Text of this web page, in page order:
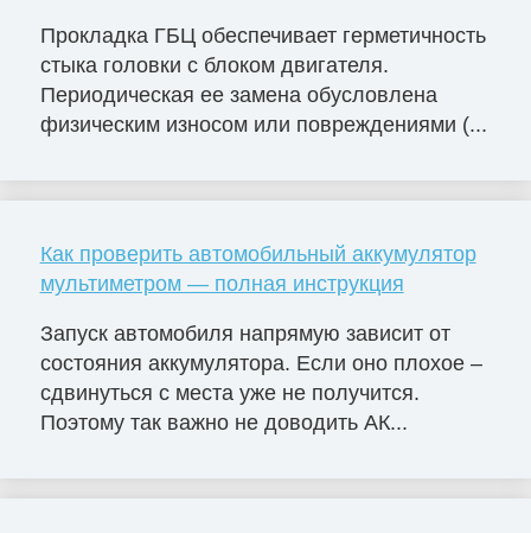
Прокладка ГБЦ обеспечивает герметичность
стыка головки с блоком двигателя.
Периодическая ее замена обусловлена
физическим износом или повреждениями (...
Как проверить автомобильный аккумулятор
мультиметром — полная инструкция
Запуск автомобиля напрямую зависит от
состояния аккумулятора. Если оно плохое –
сдвинуться с места уже не получится.
Поэтому так важно не доводить АК...